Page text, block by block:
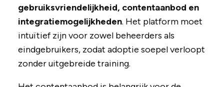
gebruiksvriendelijkheid, contentaanbod en
integratiemogelijkheden. Het platform moet
intuïtief zijn voor zowel beheerders als
eindgebruikers, zodat adoptie soepel verloopt
zonder uitgebreide training.